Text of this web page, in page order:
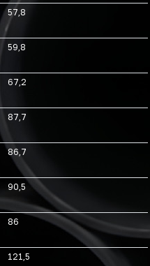
57,8
59,8
67,2
87,7
86,7
90,5
86
121,5